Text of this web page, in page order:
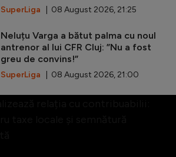
SuperLiga | 08 August 2026, 21:25
Neluțu Varga a bătut palma cu noul
antrenor al lui CFR Cluj: ”Nu a fost
greu de convins!”
SuperLiga | 08 August 2026, 21:00